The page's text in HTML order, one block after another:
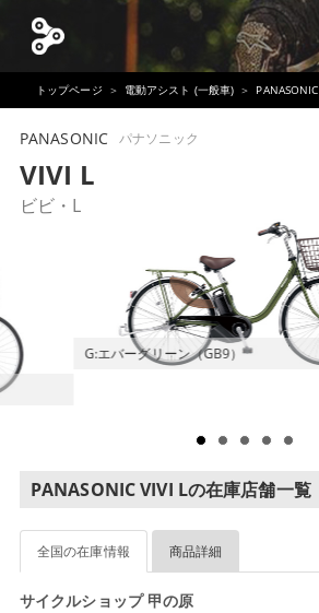
トップページ 電動アシスト (一般車) PANASONIC
G:エバーグリーン（GB9）
PANASONIC パナソニック
VIVI L
ビビ・L
PANASONIC VIVI Lの在庫店舗一覧
全国の在庫情報 商品詳細
サイクルショップ 甲の原